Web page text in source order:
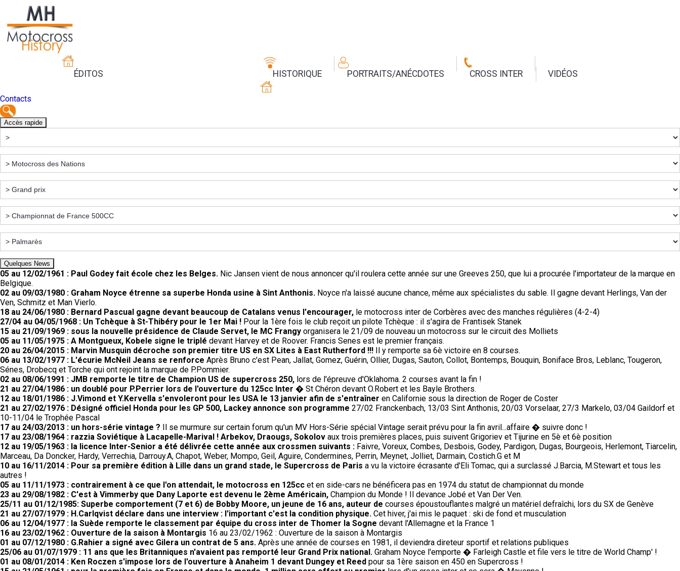
ÉDITOS HISTORIQUE PORTRAITS/ANÉCDOTES CROSS INTER VIDÉOS
Contacts
Accès rapide
Quelques News
05 au 12/02/1961 : Paul Godey fait école chez les Belges. Nic Jansen vient de nous annoncer qu'il roulera cette année sur une Greeves 250, que lui a procurée l'importateur de la marque en
Belgique.
02 au 09/03/1980 : Graham Noyce étrenne sa superbe Honda usine à Sint Anthonis. Noyce n'a laissé aucune chance, même aux spécialistes du sable. Il gagne devant Herlings, Van der
Ven, Schmitz et Man Vierlo.
18 au 24/06/1980 : Bernard Pascual gagne devant beaucoup de Catalans venus l'encourager, le motocross inter de Corbères avec des manches régulières (4-2-4)
27/04 au 04/05/1968 : Un Tchèque à St-Thibéry pour le 1er Mai ! Pour la 1ère fois le club reçoit un pilote Tchèque : il s'agira de Frantisek Stanek
15 au 21/09/1969 : sous la nouvelle présidence de Claude Servet, le MC Frangy organisera le 21/09 de nouveau un motocross sur le circuit des Molliets
05 au 11/05/1975 : A Montgueux, Kobele signe le triplé devant Harvey et de Roover. Francis Senes est le premier français.
20 au 26/04/2015 : Marvin Musquin décroche son premier titre US en SX Lites à East Rutherford !!!
Il y remporte sa 6è victoire en 8 courses.
06 au 13/02/1977 : L'écurie McNeil Jeans se renforce Après Bruno c'est Pean, Jallat, Gomez, Guérin, Ollier, Dugas, Sauton, Collot, Bontemps, Bouquin, Boniface Bros, Leblanc, Tougeron,
Sénes, Drobecq et Torche qui ont rejoint la marque de P.Pommier.
02 au 08/06/1991 : JMB remporte le titre de Champion US de supercross 250, lors de l'épreuve d'Oklahoma. 2 courses avant la fin !
21 au 27/04/1986 : un doublé pour P.Perrier lors de l'ouverture du 125cc Inter � St Chéron devant O.Robert et les Bayle Brothers.
12 au 18/01/1986 : J.Vimond et Y.Kervella s'envoleront pour les USA le 13 janvier afin de s'entraîner en Californie sous la direction de Roger de Coster
21 au 27/02/1976 : Désigné officiel Honda pour les GP 500, Lackey annonce son programme 27/02 Franckenbach, 13/03 Sint Anthonis, 20/03 Vorselaar, 27/3 Markelo, 03/04 Gaildorf et
10-11/04 le Trophée Pascal
17 au 24/03/2013 : un hors-série vintage ? Il se murmure sur certain forum qu'un MV Hors-Série spécial Vintage serait prévu pour la fin avril...affaire � suivre donc !
17 au 23/08/1964 : razzia Soviétique à Lacapelle-Marival ! Arbekov, Draougs, Sokolov aux trois premières places, puis suivent Grigoriev et Tijurine en 5è et 6è position
12 au 19/05/1963 : la licence Inter-Senior a été délivrée cette année aux crossmen suivants : Faivre, Voreux, Combes, Desbois, Godey, Pardigon, Dugas, Bourgeois, Herlemont, Tiarcelin,
Marceau, Da Doncker, Hardy, Verrechia, Darrouy.A, Chapot, Weber, Mompo, Geil, Aguire, Condermines, Perrin, Meynet, Jolliet, Darmain, Costich.G et M
10 au 16/11/2014 : Pour sa première édition à Lille dans un grand stade, le Supercross de Paris a vu la victoire écrasante d'Eli Tomac, qui a surclassé J.Barcia, M.Stewart et tous les
autres !
05 au 11/11/1973 : contrairement à ce que l'on attendait, le motocross en 125cc et en side-cars ne bénéficera pas en 1974 du statut de championnat du monde
23 au 29/08/1982 : C'est à Vimmerby que Dany Laporte est devenu le 2ème Américain, Champion du Monde ! Il devance Jobé et Van Der Ven.
25/11 au 01/12/1985: Superbe comportement (7 et 6) de Bobby Moore, un jeune de 16 ans, auteur de courses époustouflantes malgré un matériel defraîchi, lors du SX de Genève
21 au 27/07/1979 : H.Carlqvist déclare dans une interview : l'important c'est la condition physique. Cet hiver, j'ai mis le paquet : ski de fond et musculation
06 au 12/04/1977 : la Suède remporte le classement par équipe du cross inter de Thomer la Sogne devant l'Allemagne et la France 1
16 au 23/02/1962 : Ouverture de la saison à Montargis 16 au 23/02/1962 : Ouverture de la saison à Montargis
01 au 07/12/1980 : G.Rahier a signé avec Gilera un contrat de 5 ans. Après une année de courses en 1981, il deviendra direteur sportif et relations publiques
25/06 au 01/07/1979 : 11 ans que les Britanniques n'avaient pas remporté leur Grand Prix national. Graham Noyce l'emporte � Farleigh Castle et file vers le titre de World Champ' !
01 au 08/01/2014 : Ken Roczen s'impose lors de l'ouverture à Anaheim 1 devant Dungey et Reed pour sa 1ère saison en 450 en Supercross !